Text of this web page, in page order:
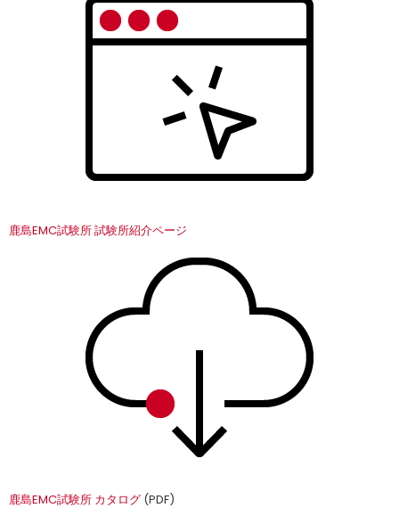
鹿島EMC試験所 試験所紹介ページ
鹿島EMC試験所 カタログ (PDF)